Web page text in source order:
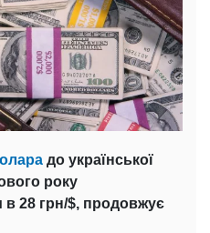
до української
року
в 28 грн/$, продовжує